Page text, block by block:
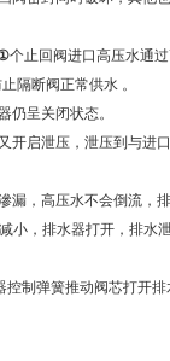
个止回阀进口高压水通
隔断阀正常供水 。
仍呈关闭状态。
启泄压，泄压到与进
漏，高压水不会倒流，
小，排水器打开，排水
制弹簧推动阀芯打开